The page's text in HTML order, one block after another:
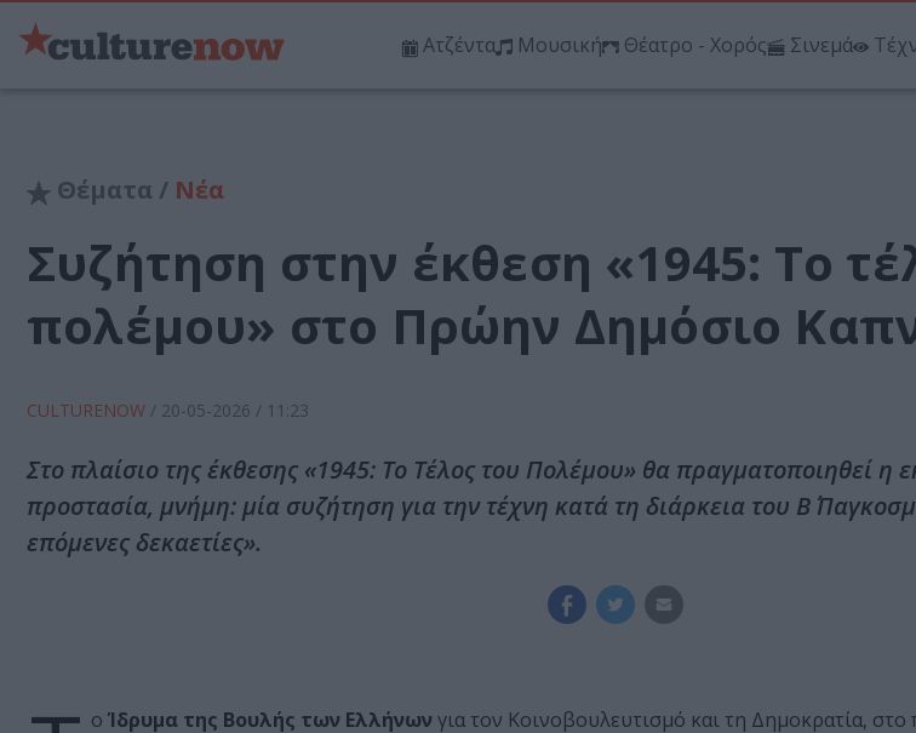
Ατζέντα Μουσική Θέατρο - Χορός Σινεμά
Θέματα / Νέα
Συζήτηση στην έκθεση «1945: Το
πολέμου» στο Πρώην Δημόσιο
CULTURENOW / 20-05-2026 / 11:23
Στο πλαίσιο της έκθεσης «1945: Το Τέλος του Πολέμου» θα πραγματοποιηθεί η
προστασία, μνήμη: μία συζήτηση για την τέχνη κατά τη διάρκεια του Β΄
επόμενες δεκαετίες».
ο Ίδρυμα της Βουλής των Ελλήνων για τον Κοινοβουλευτισμό και τη Δημοκρατία, στο